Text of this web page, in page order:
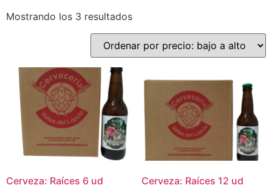
Mostrando los 3 resultados
Cerveza: Raíces 6 ud Cerveza: Raíces 12 ud